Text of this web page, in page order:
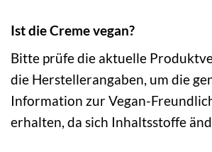
Ist die Creme vegan?
Bitte prüfe die aktuelle
die Herstellerangaben, um die
Information zur Vegan-
erhalten, da sich Inhaltsstoffe